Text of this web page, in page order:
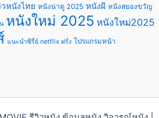
วหนังไทย หนังน่าดู 2025 หนังผี หนังสยองขวัญ
หนังใหม่ 2025 หนังใหม่2025
แนะนําซีรี่ย์ netflix ฝรั่ง โปรแกรมหน้า